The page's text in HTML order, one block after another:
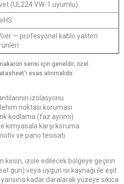
(UL224 VW-1 uyumlu)
— profesyonel kablo yalıtım
serisi için geneldir; özel
esas alınmalıdır.
izolasyonu
noktası koruması
kodlama (faz ayrımı)
kimyasala karşı koruma
ve pano tesisatı
kesin, izole edilecek bölgeye geçirin
gun) veya uygun ısı kaynağı ile eşit
yarısına kadar daralarak yüzeye sıkıca